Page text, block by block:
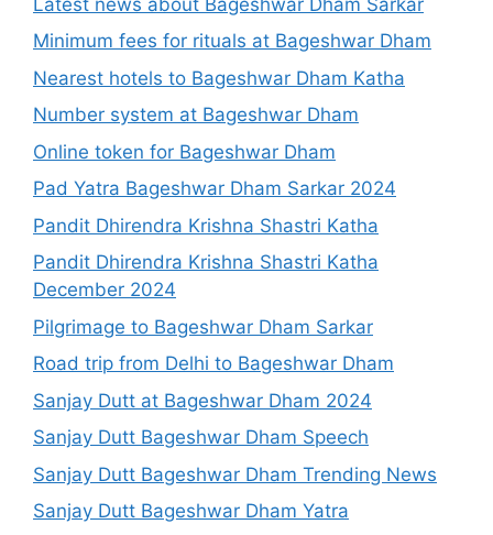
Minimum fees for rituals at Bageshwar Dham
Nearest hotels to Bageshwar Dham Katha
Number system at Bageshwar Dham
Online token for Bageshwar Dham
Pad Yatra Bageshwar Dham Sarkar 2024
Pandit Dhirendra Krishna Shastri Katha
Pandit Dhirendra Krishna Shastri Katha
December 2024
Pilgrimage to Bageshwar Dham Sarkar
Road trip from Delhi to Bageshwar Dham
Sanjay Dutt at Bageshwar Dham 2024
Sanjay Dutt Bageshwar Dham Speech
Sanjay Dutt Bageshwar Dham Trending News
Sanjay Dutt Bageshwar Dham Yatra